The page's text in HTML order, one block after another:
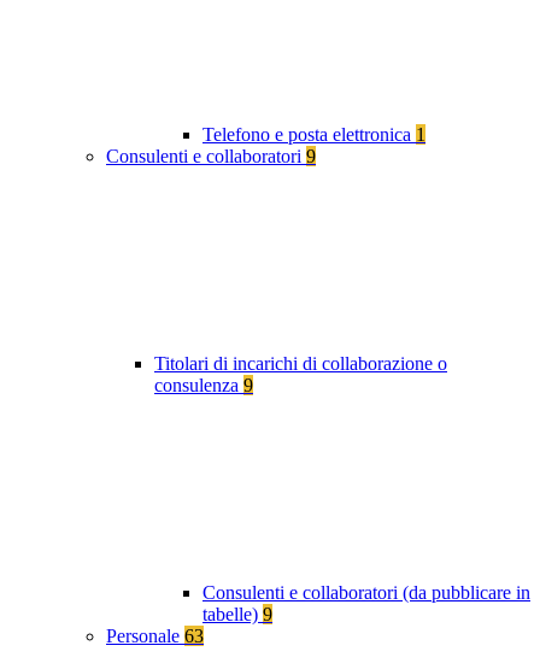
Telefono e posta elettronica 1
Consulenti e collaboratori 9
Titolari di incarichi di collaborazione o
consulenza 9
Consulenti e collaboratori (da pubblicare in
tabelle) 9
Personale 63